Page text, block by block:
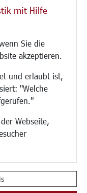
mit Hilfe
Sie die
akzeptieren.
und erlaubt ist,
"Welche
Webseite,